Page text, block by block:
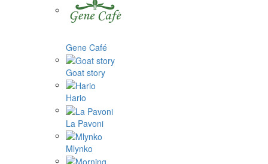
Gene Café
Goat story
Hario
La Pavoni
Mlynko